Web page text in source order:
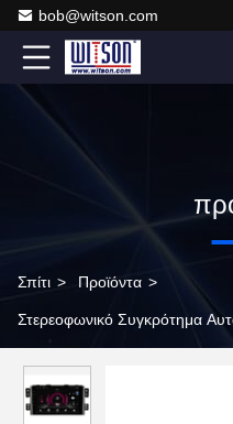
bob@witson.com
Σπίτι > Προϊόντα >
Στερεοφωνικό Συγκρότημα
πολυμέσων στερεόφωνο